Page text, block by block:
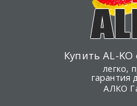
Купить AL-
легко,
гарантия
АЛКО